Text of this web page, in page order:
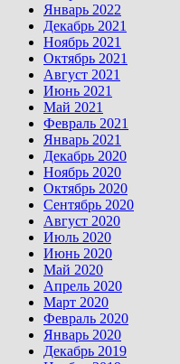
Январь 2022
Декабрь 2021
Ноябрь 2021
Октябрь 2021
Август 2021
Июнь 2021
Май 2021
Февраль 2021
Январь 2021
Декабрь 2020
Ноябрь 2020
Октябрь 2020
Сентябрь 2020
Август 2020
Июль 2020
Июнь 2020
Май 2020
Апрель 2020
Март 2020
Февраль 2020
Январь 2020
Декабрь 2019